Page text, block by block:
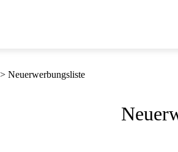
Neuerwerbungsliste